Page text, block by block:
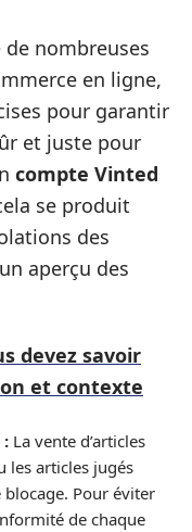
nombreuses
en ligne,
pour garantir
et juste pour
compte Vinted
se produit
des
aperçu des
devez savoir
et contexte
: La vente d’articles
les articles jugés
Pour éviter
de chaque